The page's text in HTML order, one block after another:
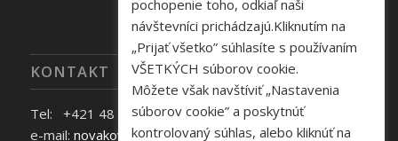
KONTAKT
Tel: +421 48 645 40 35
e-mail: novakova@zelpo.sk
pochopenie toho, odkiaľ naši
návštevníci prichádzajú.Kliknutím na
„Prijať všetko” súhlasíte s používaním
VŠETKÝCH súborov cookie.
Môžete však navštíviť „Nastavenia
súborov cookie” a poskytnúť
kontrolovaný súhlas, alebo kliknúť na